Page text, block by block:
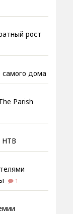
рост
самого дома
Parish
НТВ
1